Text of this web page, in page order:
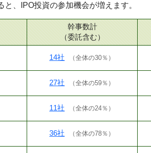
、IPO投資の参加機会が増えます。
幹事数計
（委託含む）
14社 （全体の30％ ）
27社 （全体の59％ ）
11社 （全体の24％ ）
36社 （全体の78％ ）